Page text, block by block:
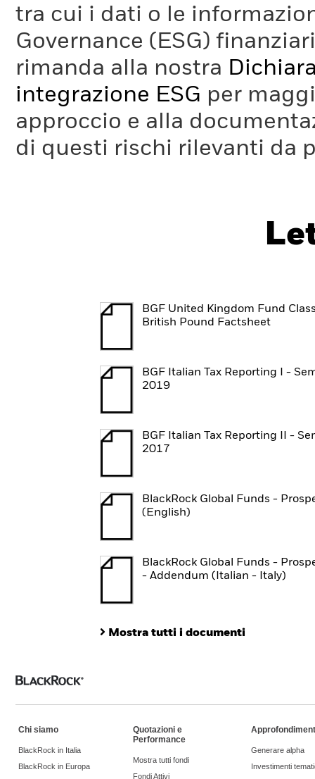
tra cui i dati o le
Governance (ESG)
rimanda alla nostra
integrazione ESG per
approccio e alla
di questi rischi rilevanti da
BGF United Kingdom Fund
British Pound Factsheet
BGF Italian Tax Reporting I -
2019
BGF Italian Tax Reporting II -
2017
BlackRock Global Funds -
(English)
BlackRock Global Funds -
- Addendum (Italian - Italy)
Mostra tutti i documenti
Chi siamo
BlackRock in Italia
BlackRock in Europa
Quotazioni e
Performance
Mostra tutti fondi
Fondi Attivi
Generare alpha
Investimenti